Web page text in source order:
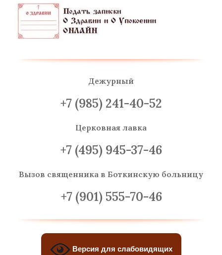
Дежурный
+7 (985) 241-40-52
Церковная лавка
+7 (495) 945-37-46
Вызов священника в Боткинскую больницу
+7 (901) 555-70-46
Версия для слабовидящих